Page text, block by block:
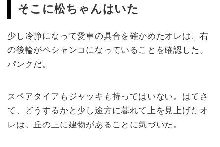
そこに松ちゃんはいた
少し冷静になって愛車の具合を確かめたオレは、右
の後輪がペシャンコになっていることを確認した。
パンクだ。
スペアタイアもジャッキも持ってはいない。はてさ
て、どうするかと少し途方に暮れて上を見上げたオ
レは、丘の上に建物があることに気づいた。